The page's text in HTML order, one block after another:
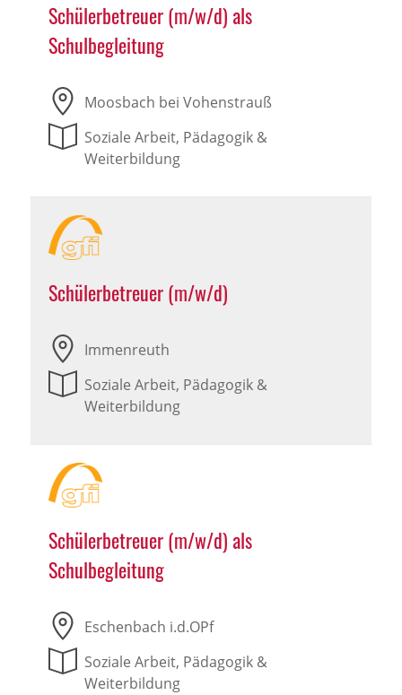
Schülerbetreuer (m/w/d) als
Schulbegleitung
Moosbach bei Vohenstrauß
Soziale Arbeit, Pädagogik &
Weiterbildung
Schülerbetreuer (m/w/d)
Immenreuth
Soziale Arbeit, Pädagogik &
Weiterbildung
Schülerbetreuer (m/w/d) als
Schulbegleitung
Eschenbach i.d.OPf
Soziale Arbeit, Pädagogik &
Weiterbildung